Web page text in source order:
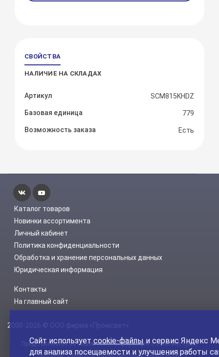
СВОЙСТВА
НАЛИЧИЕ НА СКЛАДАХ
Артикул SCM815KHDZ
Базовая единица 779
Возможность заказа Есть
Каталог товаров
Новинки ассортимента
Личный кабинет
Политика конфиденциальности
Обработка и хранение персональных данных
Юридическая информация
Контакты
На главный сайт
2000-2026 © ООО фирма «Промсвет»
Представленная на нашем сайте информация о наличии, сроке
поставки, стоимости, характеристиках товара носит
Сайт используетcookie-файлы и сервис Яндекс
для анализа посещаемости и улучшения работы